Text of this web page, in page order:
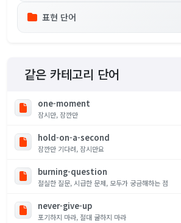
표현 단어
같은 카테고리 단어
one-moment
잠시만, 잠깐만
hold-on-a-second
잠깐만 기다려, 잠시만요
burning-question
절실한 질문, 시급한 문제, 모두가 궁금해하는 점
never-give-up
포기하지 마라, 절대 굴하지 마라